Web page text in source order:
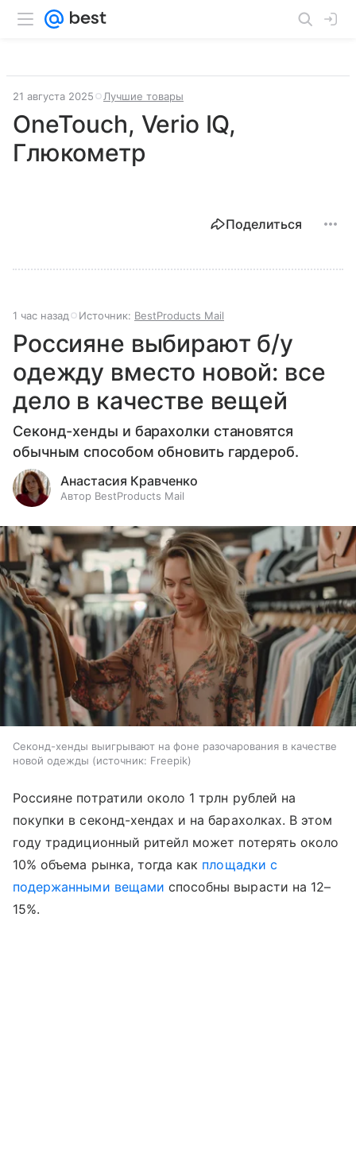
21 августа 2025 Лучшие товары
OneTouch, Verio IQ,
Глюкометр
Поделиться
1 час назад Источник: BestProducts Mail
Россияне выбирают б/у
одежду вместо новой: все
дело в качестве вещей
Секонд-хенды и барахолки становятся
обычным способом обновить гардероб.
Анастасия Кравченко
Автор BestProducts Mail
Секонд-хенды выигрывают на фоне разочарования в качестве
новой одежды
источник: Freepik
Россияне потратили около 1 трлн рублей на
покупки в секонд-хендах и на барахолках. В этом
году традиционный ритейл может потерять около
10% объема рынка, тогда как площадки с
подержанными вещами способны вырасти на 12–
15%.